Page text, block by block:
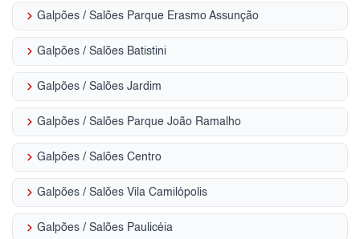
keyboard_arrow_right Galpões / Salões Parque Erasmo Assunção
keyboard_arrow_right Galpões / Salões Batistini
keyboard_arrow_right Galpões / Salões Jardim
keyboard_arrow_right Galpões / Salões Parque João Ramalho
keyboard_arrow_right Galpões / Salões Centro
keyboard_arrow_right Galpões / Salões Vila Camilópolis
keyboard_arrow_right Galpões / Salões Paulicéia